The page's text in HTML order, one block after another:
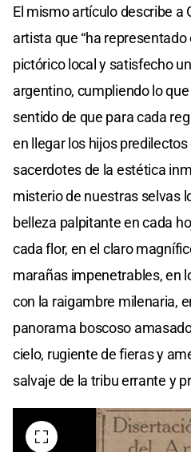
El mismo artículo describe a
artista que “ha
pictórico local y satisfecho
argentino, cumpliendo lo
sentido de que para cada
en llegar los hijos
sacerdotes de la estética
misterio de nuestras selvas
belleza palpitante en cada
cada flor, en el claro
marañas impenetrables, en
con la raigambre milenaria,
panorama boscoso
cielo, rugiente de fieras y
salvaje de la tribu errante y